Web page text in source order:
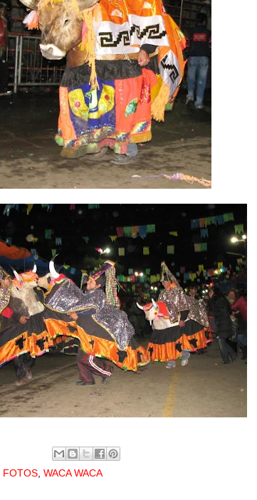
FOTOS, WACA WACA